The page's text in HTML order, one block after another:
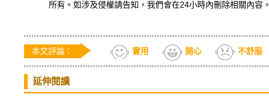
所有。如涉及侵權請告知，我們會在24小時內刪除相關內容。
本文評論： 實用 開心 不舒服
延伸閱讀